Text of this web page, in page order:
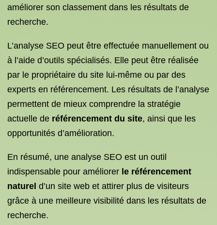
améliorer son classement dans les résultats de
recherche.
L’analyse SEO peut être effectuée manuellement ou
à l’aide d’outils spécialisés. Elle peut être réalisée
par le propriétaire du site lui-même ou par des
experts en référencement. Les résultats de l’analyse
permettent de mieux comprendre la stratégie
actuelle de référencement du site, ainsi que les
opportunités d’amélioration.
En résumé, une analyse SEO est un outil
indispensable pour améliorer le référencement
naturel d’un site web et attirer plus de visiteurs
grâce à une meilleure visibilité dans les résultats de
recherche.